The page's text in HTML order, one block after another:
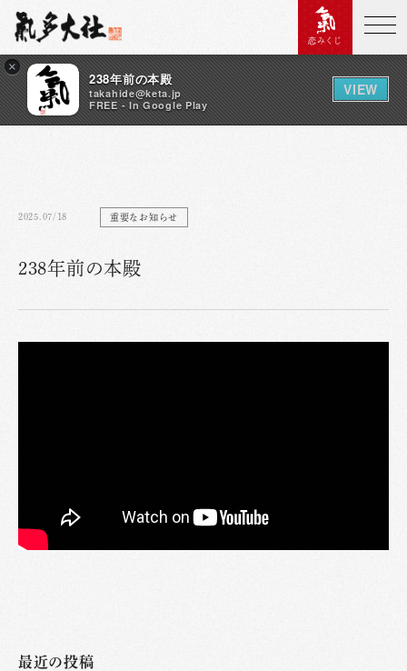
×
238年前の本殿
takahide@keta.jp
FREE - In Google Play
VIEW
恋みくじ
2025.07/18 重要なお知らせ
238年前の本殿
最近の投稿